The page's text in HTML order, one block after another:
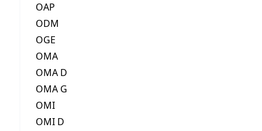
OAP
ODM
OGE
OMA
OMA D
OMA G
OMI
OMI D